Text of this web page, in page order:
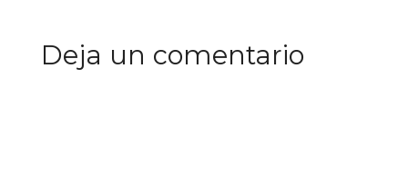
Deja un comentario